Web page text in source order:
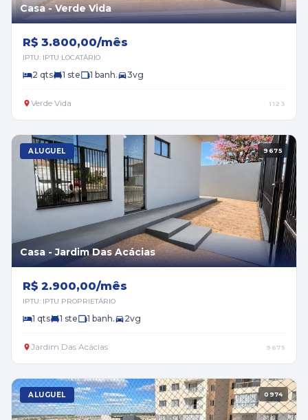
Casa - Verde Vida
R$ 3.800,00/mês
IPTU: IPTU LOCATÁRIO
2 qts 1 ste 1 banh. 3vg
Verde Vida 1123
ALUGUEL 9675
Casa - Jardim Das Acácias
R$ 2.900,00/mês
IPTU: IPTU PROPRIETÁRIO
1 qts 1 ste 1 banh. 2vg
Jardim Das Acácias 9675
ALUGUEL 0974